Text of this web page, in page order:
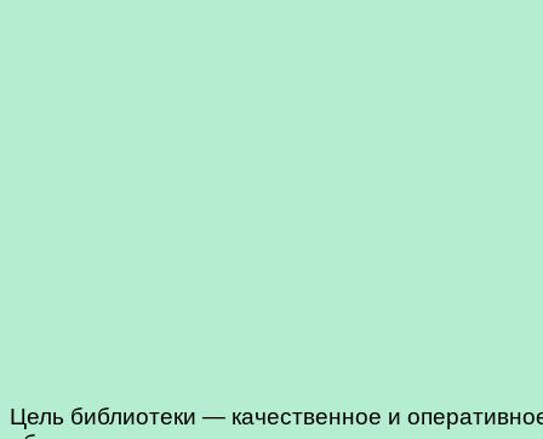
Цель библиотеки — качественное и